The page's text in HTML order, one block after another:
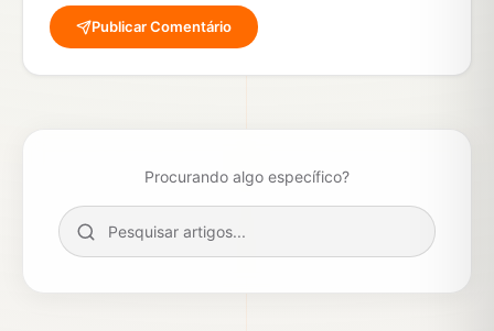
Publicar Comentário
Procurando algo específico?